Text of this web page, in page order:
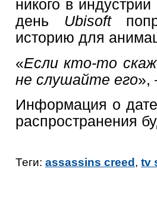
никого в
день Ubisoft
историю для
«Если кто-то
не слушайте его»,
Информация о
распространения
Теги: assassins creed , tv